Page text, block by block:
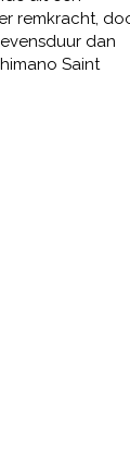
remkracht,
dan
Saint